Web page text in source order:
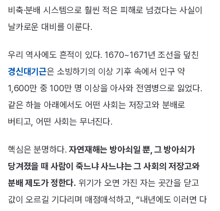
비축·분배 시스템으로 훨씬 적은 피해로 넘겼다는 사실이
날카로운 대비를 이룬다.
우리 역사에도 흔적이 있다. 1670~1671년 조선을 덮친
경신대기근은 소빙하기의 이상 기후 속에서 인구 약
1,600만 중 100만 명 이상을 아사와 전염병으로 잃었다.
같은 하늘 아래에서도 어떤 사회는 저장고와 분배로
버티고, 어떤 사회는 무너진다.
핵심은 분명하다.자연재해는 방아쇠일 뿐, 그 방아쇠가
당겨졌을 때 사람이 죽느냐 사느냐는 그 사회의 저장고와
분배 제도가 정한다. 위기가 오면 가진 자는 곳간을 닫고
값이 오르길 기다리며 매점매석하고, “내년에도 이러면 다